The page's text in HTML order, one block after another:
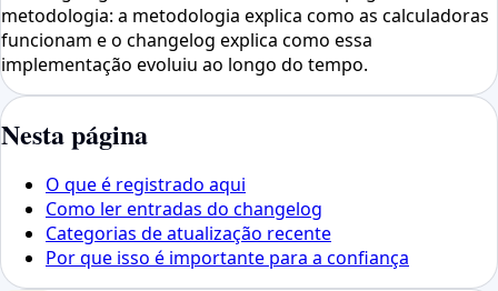
metodologia: a metodologia explica como as calculadoras
funcionam e o changelog explica como essa
implementação evoluiu ao longo do tempo.
Nesta página
O que é registrado aqui
Como ler entradas do changelog
Categorias de atualização recente
Por que isso é importante para a confiança